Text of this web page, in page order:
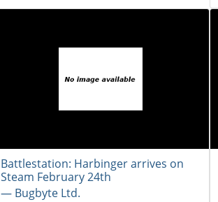
Battlestation: Harbinger arrives on
Steam February 24th
― Bugbyte Ltd.